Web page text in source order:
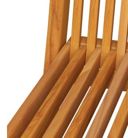
Acest tabel are caracter
coșul de cumpărături unde veți
cererii de creditare.
Предоставената таблица е с
Добавете продукта в
количката" и при поръчка ще
вноски на кредита.
Предоставената таблица е с
Добавете продукта в
количката" и при поръчка ще
вноски на кредита.